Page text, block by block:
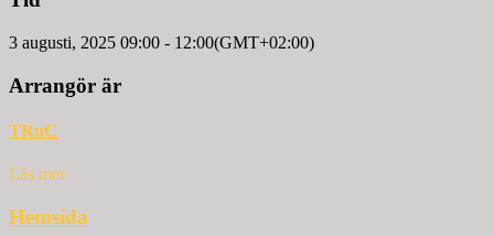
3 augusti, 2025 09:00 - 12:00(GMT+02:00)
Arrangör är
TRuC
Läs mer
Hemsida